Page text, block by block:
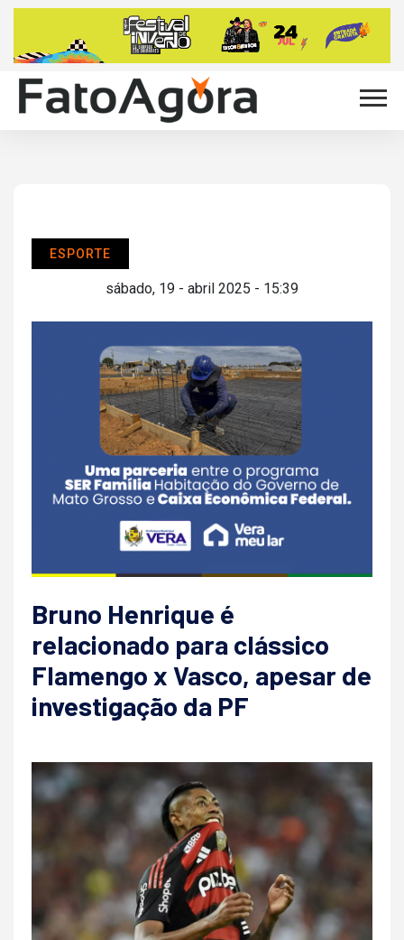
ESPORTE
sábado, 19 - abril 2025 - 15:39
Bruno Henrique é
relacionado para clássico
Flamengo x Vasco, apesar de
investigação da PF